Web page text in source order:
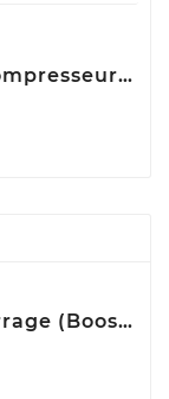
Durite de turbocompresseur (Durite de turbo) TECH FRANCE M2650
Booster de démarrage (Booster de batterie) YESPER MONSTER START P1